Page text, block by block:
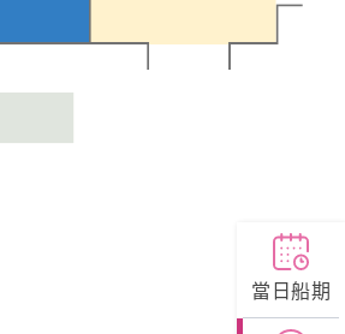
當日船期